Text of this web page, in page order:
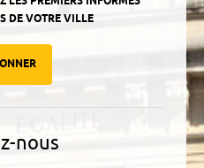
DE VOTRE VILLE
nous